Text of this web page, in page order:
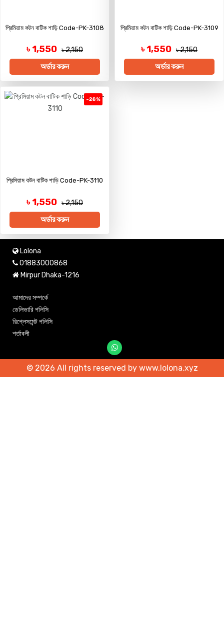
প্রিমিয়াম কটন বাটিক শাড়ি Code-PK-3108
৳ 1,550 ৳ 2,150
অর্ডার করুন
প্রিমিয়াম কটন বাটিক শাড়ি Code-PK-3109
৳ 1,550 ৳ 2,150
অর্ডার করুন
-28%
প্রিমিয়াম কটন বাটিক শাড়ি Code-PK-3110
৳ 1,550 ৳ 2,150
অর্ডার করুন
Lolona
01883000868
Mirpur Dhaka-1216
আমাদের সম্পর্কে
ডেলিভারি পলিসি
রিপ্লেসমেন্ট পলিসি
শর্তাবলী
© 2026 All rights reserved by www.lolona.xyz